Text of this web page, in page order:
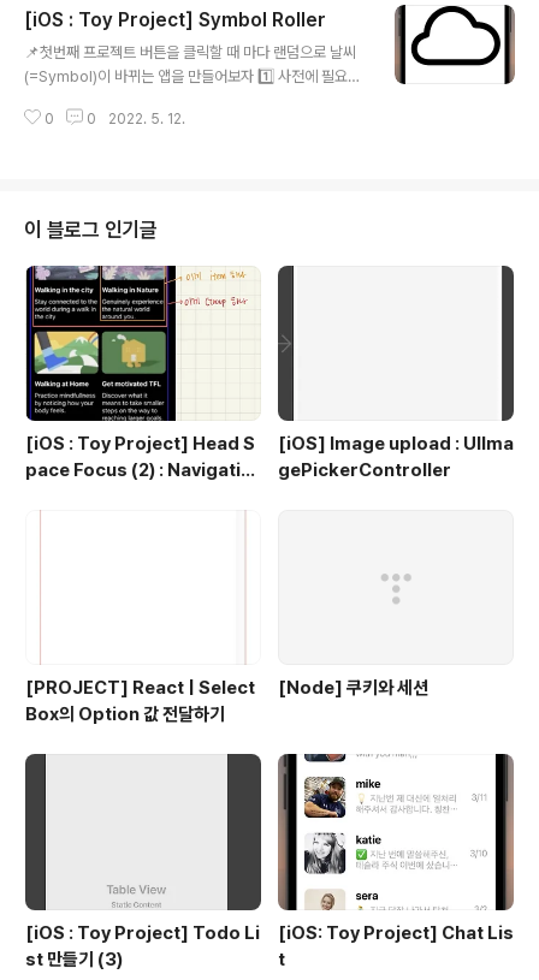
ionViewCell 만들기 // // FrameworkCell.swift // Ap
pleFrameWork // // Created by 오예진 on 2022/0
5/27. // import UIKit class FrameworkCell: UIColl
[iOS : Toy Project] Symbol Roller
📌첫번째 프로젝트 버튼을 클릭할 때 마다 랜덤으로 날씨
(=Symbol)이 바뀌는 앱을 만들어보자 1️⃣ 사전에 필요한
w 안에 Image View -> Label -> Button 3️⃣ 기능 구
타내는 하나의 단위 // UIViewController를 상속받은 S
ymbolRollerViewController class SymbolRoller
ViewController: UIViewCon..
0 0 2022. 5. 12.
이 블로그 인기글
[iOS : Toy Project] Head S
pace Focus (2) : Navigatio
[iOS] Image upload : UIIma
gePickerController
[PROJECT] React | Select
Box의 Option 값 전달하기
[Node] 쿠키와 세션
[iOS : Toy Project] Todo Li
st 만들기 (3)
[iOS: Toy Project] Chat Lis
t